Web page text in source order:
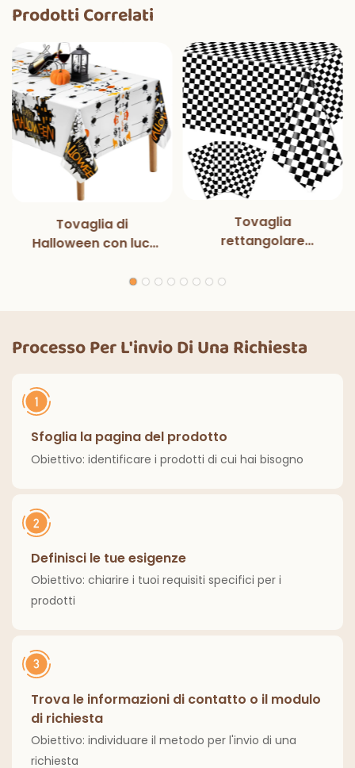
Prodotti Correlati
Tovaglia di
Halloween con luci
decorazioni per
cucina, decorazioni
per la casa
Tovaglia
rettangolare
nero con luci
decorazioni
classiche per interni
Processo Per L'invio Di Una Richiesta
Sfoglia la pagina del prodotto
Obiettivo: identificare i prodotti di cui hai bisogno
Definisci le tue esigenze
Obiettivo: chiarire i tuoi requisiti specifici per i
prodotti
Trova le informazioni di contatto o il modulo
di richiesta
Obiettivo: individuare il metodo per l'invio di una
richiesta